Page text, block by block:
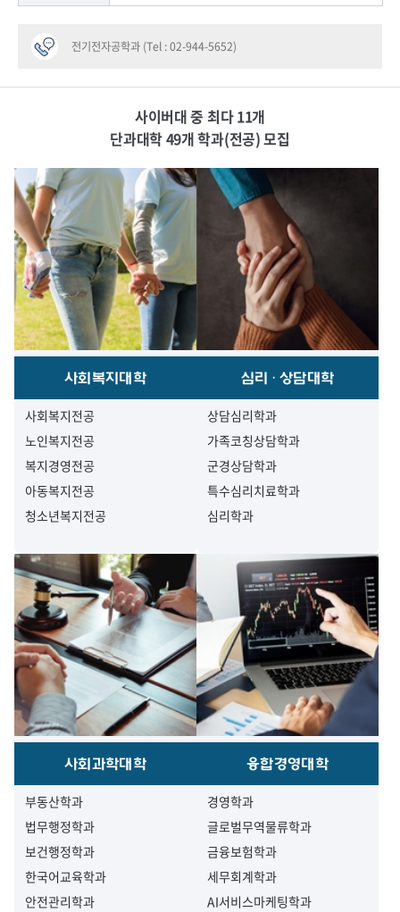
전기전자공학과 (Tel : 02-944-5652)
사이버대 중 최다 11개
단과대학 49개 학과(전공) 모집
사회복지대학
사회복지전공
노인복지전공
복지경영전공
아동복지전공
청소년복지전공
심리·상담대학
상담심리학과
가족코칭상담학과
군경상담학과
특수심리치료학과
심리학과
사회과학대학
부동산학과
법무행정학과
보건행정학과
한국어교육학과
안전관리학과
융합경영대학
경영학과
글로벌무역물류학과
금융보험학과
세무회계학과
AI서비스마케팅학과